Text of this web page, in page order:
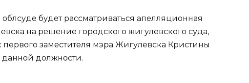
облсуде будет рассматриваться апелляционная
на решение городского жигулевского суда,
заместителя мэра Жигулевска Кристины
данной должности.